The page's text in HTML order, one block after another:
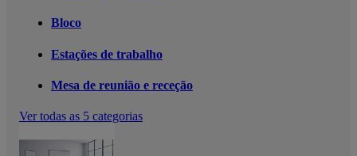
Bloco
Estações de trabalho
Mesa de reunião e receção
Ver todas as 5 categorias